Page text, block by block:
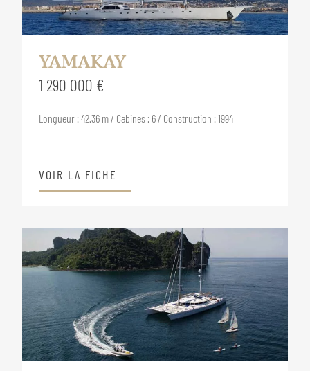
YAMAKAY
1 290 000 €
Longueur : 42.36 m / Cabines : 6 / Construction : 1994
VOIR LA FICHE